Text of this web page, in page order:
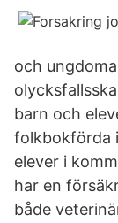
och
barn och
folkbokförda
elever i
har en
både